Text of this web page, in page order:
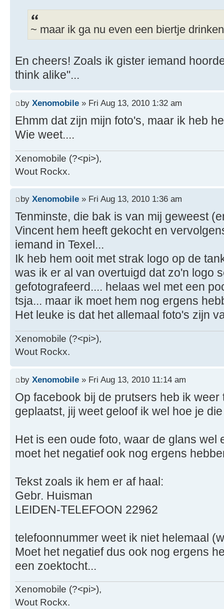
~ maar ik ga nu even een biertje
En cheers! Zoals ik gister iemand
think alike"...
by Xenomobile » Fri Aug 13, 2010 1:32 am
Ehmm dat zijn mijn foto's, maar ik heb
Wie weet....
Xenomobile (?<pi>),
Wout Rockx.
by Xenomobile » Fri Aug 13, 2010 1:36 am
Tenminste, die bak is van mij geweest
Vincent hem heeft gekocht en
iemand in Texel...
Ik heb hem ooit met strak logo op de
was ik er al van overtuigd dat zo'n logo
gefotografeerd.... helaas wel met een
tsja... maar ik moet hem nog ergens
Het leuke is dat het allemaal foto's zijn
Xenomobile (?<pi>),
Wout Rockx.
by Xenomobile » Fri Aug 13, 2010 11:14 am
Op facebook bij de prutsers heb ik
geplaatst, jij weet geloof ik wel hoe je
Het is een oude foto, waar de glans wel
moet het negatief ook nog ergens
Tekst zoals ik hem er af haal:
Gebr. Huisman
LEIDEN-TELEFOON 22962
telefoonnummer weet ik niet helemaal
Moet het negatief dus ook nog ergens
een zoektocht...
Xenomobile (?<pi>),
Wout Rockx.